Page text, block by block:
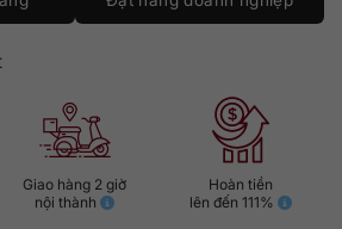
Giao hàng 2 giờ
nội thành
Hoàn tiền
lên đến 111%